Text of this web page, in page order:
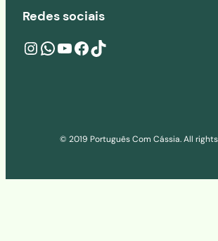
Redes sociais
Instagramwa.me/541160273686 YouTube Facebook TikTok
© 2019 Português Com Cássia. All